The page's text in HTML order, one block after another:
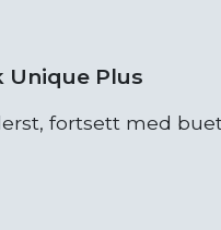
Unique Plus
fortsett med